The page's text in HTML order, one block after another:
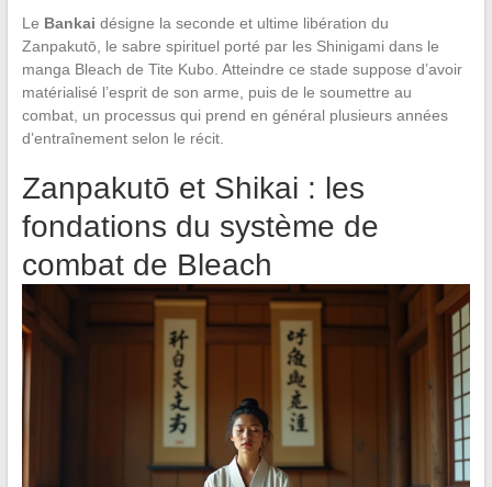
Le Bankai désigne la seconde et ultime libération du
Zanpakutō, le sabre spirituel porté par les Shinigami dans le
manga Bleach de Tite Kubo. Atteindre ce stade suppose d’avoir
matérialisé l’esprit de son arme, puis de le soumettre au
combat, un processus qui prend en général plusieurs années
d’entraînement selon le récit.
Zanpakutō et Shikai : les
fondations du système de
combat de Bleach